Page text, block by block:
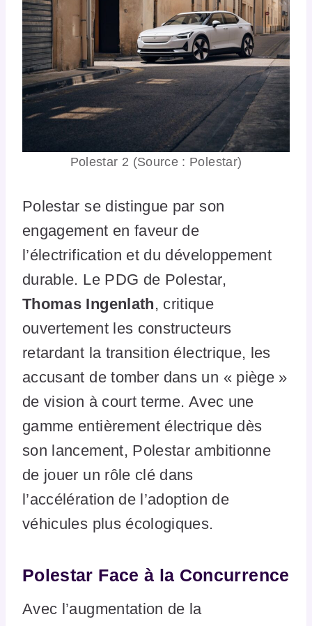
Polestar 2 (Source : Polestar)
Polestar se distingue par son
engagement en faveur de
l’électrification et du développement
durable. Le PDG de Polestar,
Thomas Ingenlath, critique
ouvertement les constructeurs
retardant la transition électrique, les
accusant de tomber dans un « piège »
de vision à court terme. Avec une
gamme entièrement électrique dès
son lancement, Polestar ambitionne
de jouer un rôle clé dans
l’accélération de l’adoption de
véhicules plus écologiques.
Polestar Face à la Concurrence
Avec l’augmentation de la